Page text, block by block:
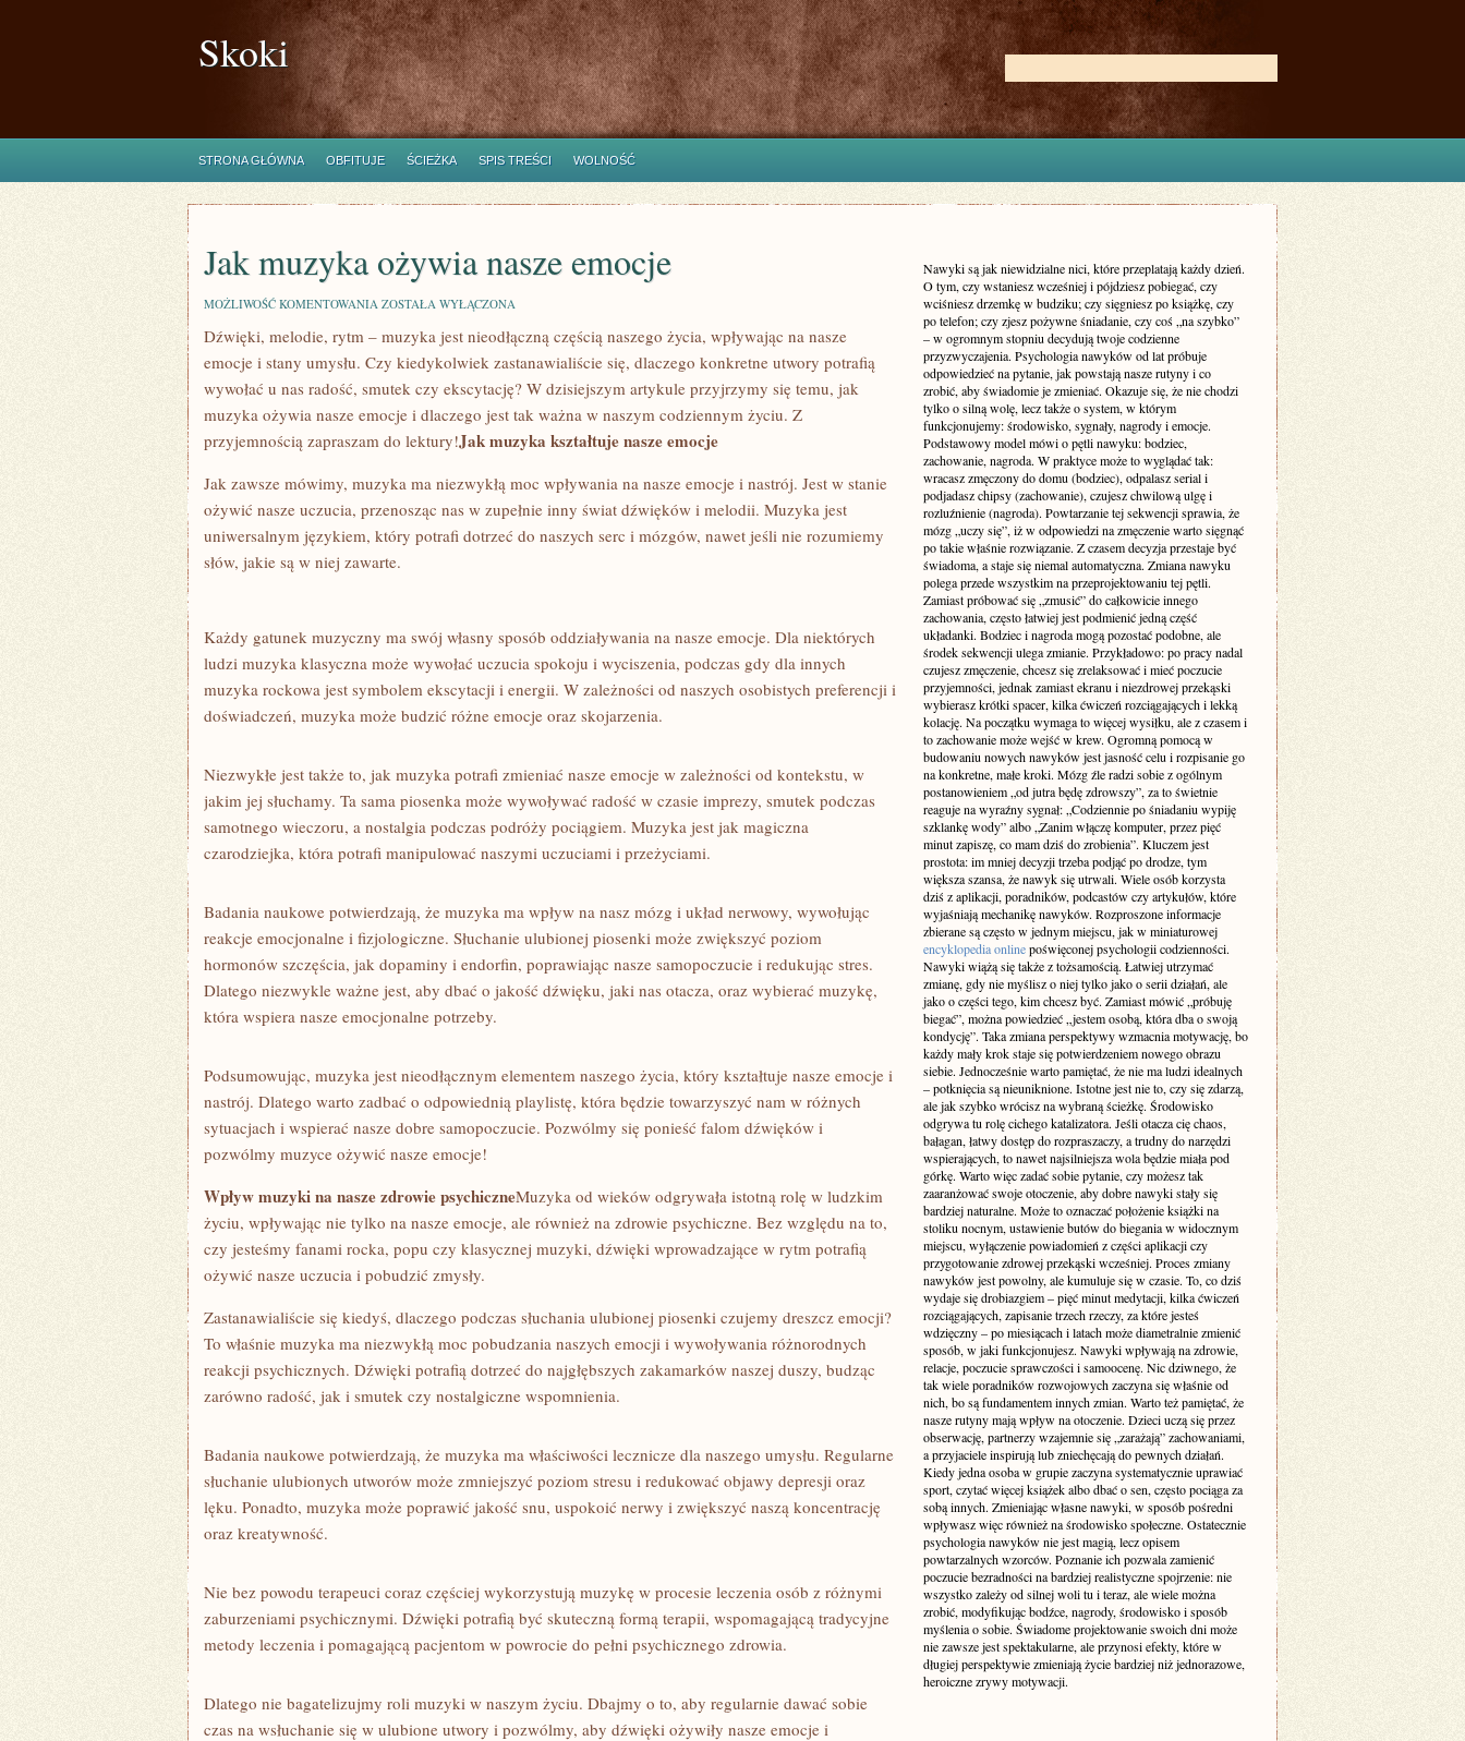
Skoki
STRONA GŁÓWNA OBFITUJE ŚCIEŻKA SPIS TREŚCI WOLNOŚĆ
Jak muzyka ożywia nasze emocje
MOŻLIWOŚĆ KOMENTOWANIA JAK
OŻYWIA
NASZE
EMOCJE
ZOSTAŁA WYŁĄCZONA
Dźwięki,‌ melodie, rytm ‍– muzyka jest⁢ nieodłączną⁤ częścią naszego życia, wpływając na ⁣nasze
emocje i stany ‌umysłu.⁣ Czy kiedykolwiek ⁢zastanawialiście ⁢się, dlaczego konkretne utwory potrafią
wywołać u nas radość, smutek czy ekscytację? W‌ dzisiejszym artykule przyjrzymy się temu, jak
muzyka ‌ożywia nasze⁤ emocje i⁢ dlaczego⁣ jest ⁤tak ważna w naszym codziennym życiu. Z
przyjemnością zapraszam ⁢do lektury!Jak muzyka ⁣kształtuje nasze emocje
Jak zawsze mówimy, ⁤muzyka ma‍ niezwykłą ‌moc wpływania ⁤na nasze ⁢emocje i‍ nastrój. Jest w stanie
ożywić nasze uczucia, przenosząc nas w zupełnie inny ⁤świat dźwięków i melodii. Muzyka⁣ jest
uniwersalnym językiem,⁢ który potrafi⁢ dotrzeć do naszych serc​ i mózgów, nawet​ jeśli nie rozumiemy⁤
słów, ‍jakie są w niej⁤ zawarte.
Każdy‌ gatunek muzyczny ma swój własny sposób oddziaływania na nasze emocje. Dla niektórych⁣
ludzi muzyka ‍klasyczna⁢ może wywołać uczucia spokoju i wyciszenia, podczas gdy dla innych
‌muzyka rockowa jest ​symbolem ekscytacji i ‍energii. W zależności od naszych osobistych preferencji i
‌doświadczeń, muzyka ‌może budzić​ różne emocje oraz skojarzenia.
Niezwykłe jest⁤ także to, jak⁣ muzyka potrafi zmieniać ​nasze emocje w ⁤zależności od kontekstu, w
jakim jej słuchamy. Ta sama⁣ piosenka może wywoływać radość⁣ w​ czasie ⁣imprezy, smutek ⁣podczas
samotnego wieczoru, a nostalgia podczas podróży pociągiem. Muzyka⁤ jest jak magiczna
czarodziejka, która potrafi⁣ manipulować naszymi uczuciami i ⁤przeżyciami.
Badania naukowe potwierdzają, że muzyka‍ ma wpływ ‌na nasz mózg i układ nerwowy, wywołując
reakcje emocjonalne i fizjologiczne. Słuchanie ulubionej‍ piosenki ⁤może zwiększyć poziom
hormonów szczęścia, jak dopaminy i endorfin, poprawiając nasze samopoczucie i redukując stres.
Dlatego niezwykle ważne ⁢jest, aby dbać o jakość​ dźwięku, jaki nas otacza,‍ oraz wybierać muzykę,
która wspiera nasze emocjonalne​ potrzeby.
Podsumowując, muzyka jest nieodłącznym elementem ​naszego ‌życia, który ‌kształtuje nasze emocje i
nastrój. Dlatego warto zadbać⁣ o odpowiednią playlistę, ‌która będzie towarzyszyć nam w różnych
⁣sytuacjach i wspierać ‌nasze dobre samopoczucie. Pozwólmy ⁢się ⁤ponieść falom ​dźwięków i
pozwólmy muzyce ożywić nasze emocje!
Wpływ muzyki na​ nasze zdrowie psychiczneMuzyka od wieków odgrywała istotną⁢ rolę w ludzkim
życiu, wpływając nie tylko na nasze emocje, ale również na zdrowie psychiczne. Bez ‌względu na to,
czy jesteśmy fanami⁢ rocka,​ popu czy klasycznej muzyki, dźwięki wprowadzające w rytm potrafią
ożywić nasze ⁤uczucia i pobudzić zmysły.
Zastanawialiście się​ kiedyś, dlaczego⁣ podczas słuchania ‍ulubionej ​piosenki czujemy dreszcz emocji?
⁢To ‌właśnie muzyka ma niezwykłą moc pobudzania naszych emocji i wywoływania różnorodnych
reakcji psychicznych. Dźwięki potrafią‍ dotrzeć do ‌najgłębszych zakamarków⁤ naszej duszy, budząc
zarówno‌ radość, jak ‍i smutek czy nostalgiczne wspomnienia.
Badania naukowe potwierdzają, że muzyka ma właściwości lecznicze dla naszego umysłu. Regularne
słuchanie ulubionych utworów może​ zmniejszyć⁢ poziom stresu i⁢ redukować objawy⁤ depresji⁢ oraz
lęku. Ponadto, muzyka może poprawić ⁤jakość⁤ snu, uspokoić ⁣nerwy i zwiększyć naszą koncentrację​
oraz kreatywność.
Nie bez powodu terapeuci coraz częściej wykorzystują muzykę ⁤w procesie ​leczenia osób z różnymi
zaburzeniami psychicznymi. Dźwięki potrafią być ‌skuteczną formą terapii, wspomagającą tradycyjne ​
metody leczenia i ⁣pomagającą pacjentom ⁢w​ powrocie do pełni psychicznego zdrowia.
Dlatego⁤ nie bagatelizujmy roli muzyki w naszym życiu. Dbajmy o to, ‍aby⁣ regularnie dawać ⁤sobie
czas na wsłuchanie⁢ się w ⁢ulubione ⁢utwory i ⁣pozwólmy, aby dźwięki ożywiły ⁤nasze emocje i
Nawyki są jak niewidzialne nici, które przeplatają każdy dzień.
O tym, czy wstaniesz wcześniej i pójdziesz pobiegać, czy
wciśniesz drzemkę w budziku; czy sięgniesz po książkę, czy
po telefon; czy zjesz pożywne śniadanie, czy coś „na szybko”
– w ogromnym stopniu decydują twoje codzienne
przyzwyczajenia. Psychologia nawyków od lat próbuje
odpowiedzieć na pytanie, jak powstają nasze rutyny i co
zrobić, aby świadomie je zmieniać. Okazuje się, że nie chodzi
tylko o silną wolę, lecz także o system, w którym
funkcjonujemy: środowisko, sygnały, nagrody i emocje.
Podstawowy model mówi o pętli nawyku: bodziec,
zachowanie, nagroda. W praktyce może to wyglądać tak:
wracasz zmęczony do domu (bodziec), odpalasz serial i
podjadasz chipsy (zachowanie), czujesz chwilową ulgę i
rozluźnienie (nagroda). Powtarzanie tej sekwencji sprawia, że
mózg „uczy się”, iż w odpowiedzi na zmęczenie warto sięgnąć
po takie właśnie rozwiązanie. Z czasem decyzja przestaje być
świadoma, a staje się niemal automatyczna. Zmiana nawyku
polega przede wszystkim na przeprojektowaniu tej pętli.
Zamiast próbować się „zmusić” do całkowicie innego
zachowania, często łatwiej jest podmienić jedną część
układanki. Bodziec i nagroda mogą pozostać podobne, ale
środek sekwencji ulega zmianie. Przykładowo: po pracy nadal
czujesz zmęczenie, chcesz się zrelaksować i mieć poczucie
przyjemności, jednak zamiast ekranu i niezdrowej przekąski
wybierasz krótki spacer, kilka ćwiczeń rozciągających i lekką
kolację. Na początku wymaga to więcej wysiłku, ale z czasem i
to zachowanie może wejść w krew. Ogromną pomocą w
budowaniu nowych nawyków jest jasność celu i rozpisanie go
na konkretne, małe kroki. Mózg źle radzi sobie z ogólnym
postanowieniem „od jutra będę zdrowszy”, za to świetnie
reaguje na wyraźny sygnał: „Codziennie po śniadaniu wypiję
szklankę wody” albo „Zanim włączę komputer, przez pięć
minut zapiszę, co mam dziś do zrobienia”. Kluczem jest
prostota: im mniej decyzji trzeba podjąć po drodze, tym
większa szansa, że nawyk się utrwali. Wiele osób korzysta
dziś z aplikacji, poradników, podcastów czy artykułów, które
wyjaśniają mechanikę nawyków. Rozproszone informacje
zbierane są często w jednym miejscu, jak w miniaturowej
encyklopedia onlinepoświęconej psychologii codzienności.
Nawyki wiążą się także z tożsamością. Łatwiej utrzymać
zmianę, gdy nie myślisz o niej tylko jako o serii działań, ale
jako o części tego, kim chcesz być. Zamiast mówić „próbuję
biegać”, można powiedzieć „jestem osobą, która dba o swoją
kondycję”. Taka zmiana perspektywy wzmacnia motywację, bo
każdy mały krok staje się potwierdzeniem nowego obrazu
siebie. Jednocześnie warto pamiętać, że nie ma ludzi idealnych
– potknięcia są nieuniknione. Istotne jest nie to, czy się zdarzą,
ale jak szybko wrócisz na wybraną ścieżkę. Środowisko
odgrywa tu rolę cichego katalizatora. Jeśli otacza cię chaos,
bałagan, łatwy dostęp do rozpraszaczy, a trudny do narzędzi
wspierających, to nawet najsilniejsza wola będzie miała pod
górkę. Warto więc zadać sobie pytanie, czy możesz tak
zaaranżować swoje otoczenie, aby dobre nawyki stały się
bardziej naturalne. Może to oznaczać położenie książki na
stoliku nocnym, ustawienie butów do biegania w widocznym
miejscu, wyłączenie powiadomień z części aplikacji czy
przygotowanie zdrowej przekąski wcześniej. Proces zmiany
nawyków jest powolny, ale kumuluje się w czasie. To, co dziś
wydaje się drobiazgiem – pięć minut medytacji, kilka ćwiczeń
rozciągających, zapisanie trzech rzeczy, za które jesteś
wdzięczny – po miesiącach i latach może diametralnie zmienić
sposób, w jaki funkcjonujesz. Nawyki wpływają na zdrowie,
relacje, poczucie sprawczości i samoocenę. Nic dziwnego, że
tak wiele poradników rozwojowych zaczyna się właśnie od
nich, bo są fundamentem innych zmian. Warto też pamiętać, że
nasze rutyny mają wpływ na otoczenie. Dzieci uczą się przez
obserwację, partnerzy wzajemnie się „zarażają” zachowaniami,
a przyjaciele inspirują lub zniechęcają do pewnych działań.
Kiedy jedna osoba w grupie zaczyna systematycznie uprawiać
sport, czytać więcej książek albo dbać o sen, często pociąga za
sobą innych. Zmieniając własne nawyki, w sposób pośredni
wpływasz więc również na środowisko społeczne. Ostatecznie
psychologia nawyków nie jest magią, lecz opisem
powtarzalnych wzorców. Poznanie ich pozwala zamienić
poczucie bezradności na bardziej realistyczne spojrzenie: nie
wszystko zależy od silnej woli tu i teraz, ale wiele można
zrobić, modyfikując bodźce, nagrody, środowisko i sposób
myślenia o sobie. Świadome projektowanie swoich dni może
nie zawsze jest spektakularne, ale przynosi efekty, które w
długiej perspektywie zmieniają życie bardziej niż jednorazowe,
heroiczne zrywy motywacji.